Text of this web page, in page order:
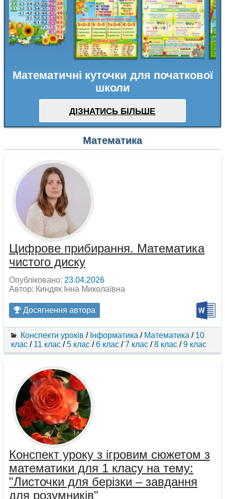
Математичні куточки для початкової
школи
ДІЗНАТИСЬ БІЛЬШЕ
Математика
Цифрове прибирання. Математика
чистого диску
Опубліковано: 23.04.2026
Автор: Киндяк Інна Миколаївна
Досягнення автора
Конспекти уроків / Інформатика / Математика / 10
клас / 11 клас / 5 клас / 6 клас / 7 клас / 8 клас / 9 клас
Конспект уроку з ігровим сюжетом з
математики для 1 класу на тему:
"Листочки для берізки – завдання
для розумників"